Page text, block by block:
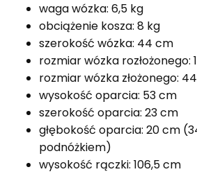
waga wózka: 6,5 kg
obciążenie kosza: 8 kg
szerokość wózka: 44 cm
rozmiar wózka rozłożonego:
rozmiar wózka złożonego:
wysokość oparcia: 53 cm
szerokość oparcia: 23 cm
głębokość oparcia: 20 cm
podnóżkiem)
wysokość rączki: 106,5 cm